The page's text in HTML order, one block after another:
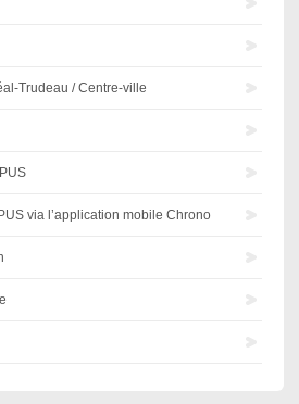
Trudeau / Centre-ville
via l’application mobile Chrono